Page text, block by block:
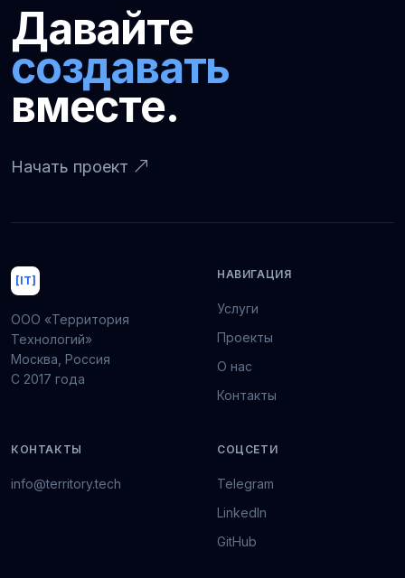
Давайте
создавать
вместе.
Начать проект
[IT]
ООО «Территория
Технологий»
Москва, Россия
С 2017 года
НАВИГАЦИЯ
Услуги
Проекты
О нас
Контакты
КОНТАКТЫ
info@territory.tech
СОЦСЕТИ
Telegram
LinkedIn
GitHub